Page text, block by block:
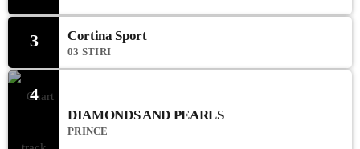
3 Cortina Sport
03 STIRI
4
DIAMONDS AND PEARLS
PRINCE